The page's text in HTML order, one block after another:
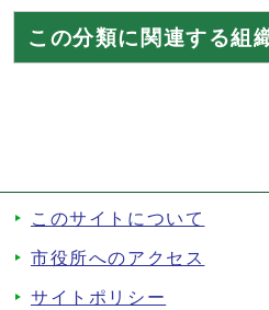
この分類に関連する組
このサイトについて
市役所へのアクセス
サイトポリシー